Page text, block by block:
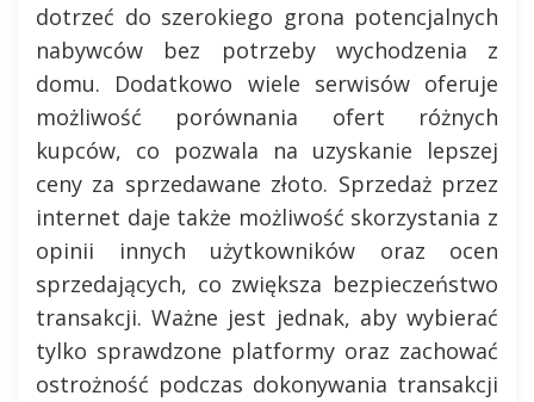
dotrzeć do szerokiego grona potencjalnych
nabywców bez potrzeby wychodzenia z
domu. Dodatkowo wiele serwisów oferuje
możliwość porównania ofert różnych
kupców, co pozwala na uzyskanie lepszej
ceny za sprzedawane złoto. Sprzedaż przez
internet daje także możliwość skorzystania z
opinii innych użytkowników oraz ocen
sprzedających, co zwiększa bezpieczeństwo
transakcji. Ważne jest jednak, aby wybierać
tylko sprawdzone platformy oraz zachować
ostrożność podczas dokonywania transakcji